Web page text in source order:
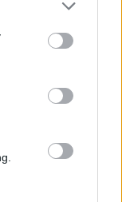
You may click to
party tags to
in below Google
Ravald, som
få dager
laget.
litt
til nok